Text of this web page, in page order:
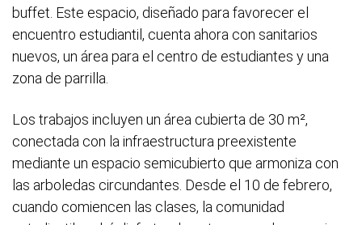
buffet. Este espacio, diseñado para favorecer el
encuentro estudiantil, cuenta ahora con sanitarios
nuevos, un área para el centro de estudiantes y una
zona de parrilla.
Los trabajos incluyen un área cubierta de 30 m²,
conectada con la infraestructura preexistente
mediante un espacio semicubierto que armoniza con
las arboledas circundantes. Desde el 10 de febrero,
cuando comiencen las clases, la comunidad